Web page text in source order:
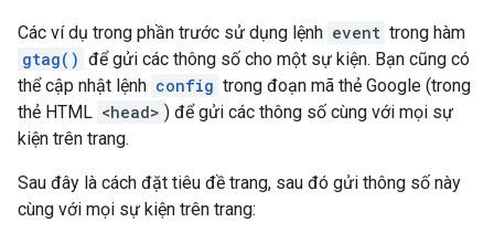
Các ví dụ trong phần trước sử dụng lệnh event trong hàm
gtag() để gửi các thông số cho một sự kiện. Bạn cũng có
thể cập nhật lệnh config trong đoạn mã thẻ Google (trong
thẻ HTML <head> ) để gửi các thông số cùng với mọi sự
kiện trên trang.
Sau đây là cách đặt tiêu đề trang, sau đó gửi thông số này
cùng với mọi sự kiện trên trang: